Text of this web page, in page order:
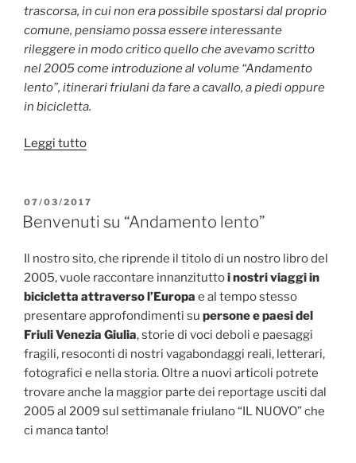
trascorsa, in cui non era possibile spostarsi dal proprio
comune, pensiamo possa essere interessante
rileggere in modo critico quello che avevamo scritto
nel 2005 come introduzione al volume “Andamento
lento”, itinerari friulani da fare a cavallo, a piedi oppure
in bicicletta.
Leggi tutto““Andamento
in
tempo
pandemia”
PUBBLICATO
IL
07/03/2017
Benvenuti su “Andamento lento”
Il nostro sito, che riprende il titolo di un nostro libro del
2005, vuole raccontare innanzituttoi nostri viaggi in
bicicletta attraverso l’Europa e al tempo stesso
presentare approfondimenti su persone e paesi del
Friuli Venezia Giulia, storie di voci deboli e paesaggi
fragili, resoconti di nostri vagabondaggi reali, letterari,
fotografici e nella storia. Oltre a nuovi articoli potrete
trovare anche la maggior parte dei reportage usciti dal
2005 al 2009 sul settimanale friulano “IL NUOVO” che
ci manca tanto!